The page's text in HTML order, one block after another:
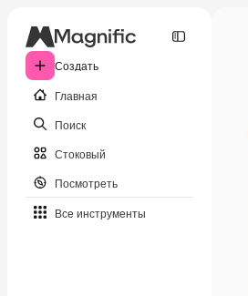
Создать
Главная
Поиск
Стоковый
Посмотреть
Все инструменты